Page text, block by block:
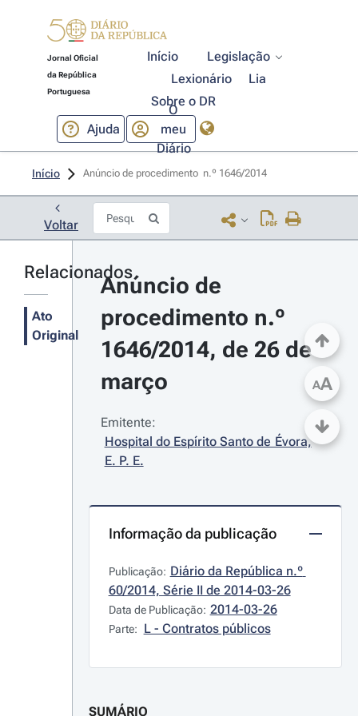
Jornal Oficial
da República
Portuguesa
Início
Legislação
Lexionário
Lia
Sobre o DR
Ajuda
O
meu
Diário
Início Anúncio de procedimento  n.º 1646/2014
Voltar
Relacionados
Ato
Original
Anúncio de
procedimento n.º
1646/2014, de 26 de
março
Emitente:
Hospital do Espírito Santo de Évora,
E. P. E.
Informação da publicação
Publicação: Diário da República n.º
60/2014, Série II de 2014-03-26
Data de Publicação: 2014-03-26
Parte: L - Contratos públicos
SUMÁRIO
AA